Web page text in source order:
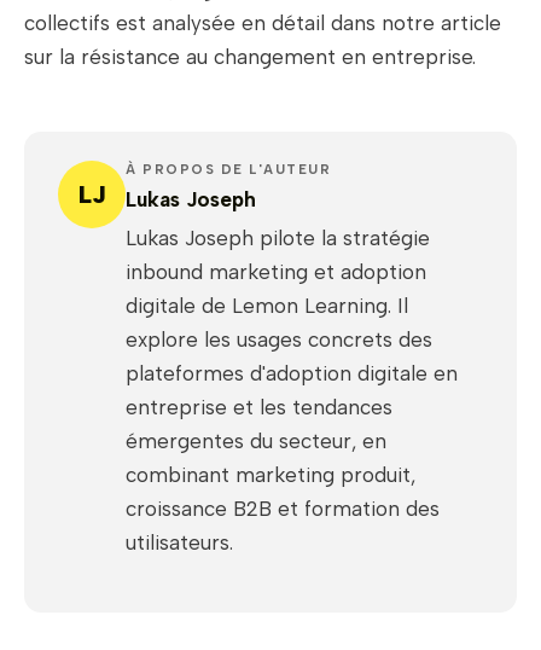
collectifs est analysée en détail dans notre article
sur la résistance au changement en entreprise.
LJ
À PROPOS DE L'AUTEUR
Lukas Joseph
Lukas Joseph pilote la stratégie
inbound marketing et adoption
digitale de Lemon Learning. Il
explore les usages concrets des
plateformes d'adoption digitale en
entreprise et les tendances
émergentes du secteur, en
combinant marketing produit,
croissance B2B et formation des
utilisateurs.